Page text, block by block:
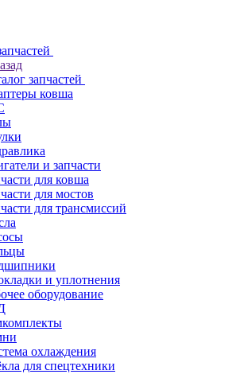
запчастей
ковша
и запчасти
для ковша
для мостов
для трансмиссий
и уплотнения
оборудование
охлаждения
для спецтехники